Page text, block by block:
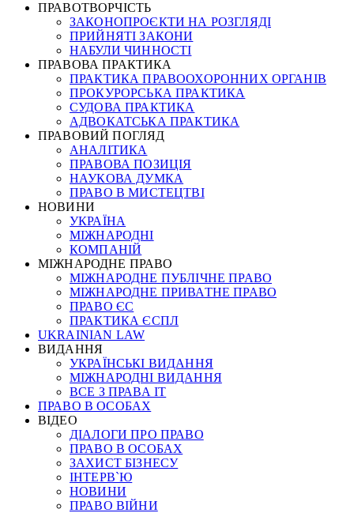
ПРАВОТВОРЧІСТЬ
ЗАКОНОПРОЄКТИ НА РОЗГЛЯДІ
ПРИЙНЯТІ ЗАКОНИ
НАБУЛИ ЧИННОСТІ
ПРАВОВА ПРАКТИКА
ПРАКТИКА ПРАВООХОРОННИХ ОРГАНІВ
ПРОКУРОРСЬКА ПРАКТИКА
СУДОВА ПРАКТИКА
АДВОКАТСЬКА ПРАКТИКА
ПРАВОВИЙ ПОГЛЯД
АНАЛІТИКА
ПРАВОВА ПОЗИЦІЯ
НАУКОВА ДУМКА
ПРАВО В МИСТЕЦТВІ
НОВИНИ
УКРАЇНА
МІЖНАРОДНІ
КОМПАНІЙ
МІЖНАРОДНЕ ПРАВО
МІЖНАРОДНЕ ПУБЛІЧНЕ ПРАВО
МІЖНАРОДНЕ ПРИВАТНЕ ПРАВО
ПРАВО ЄС
ПРАКТИКА ЄСПЛ
UKRAINIAN LAW
ВИДАННЯ
УКРАЇНСЬКІ ВИДАННЯ
МІЖНАРОДНІ ВИДАННЯ
ВСЕ З ПРАВА ІТ
ПРАВО В ОСОБАХ
ВІДЕО
ДІАЛОГИ ПРО ПРАВО
ПРАВО В ОСОБАХ
ЗАХИСТ БІЗНЕСУ
ІНТЕРВ`Ю
НОВИНИ
ПРАВО ВІЙНИ